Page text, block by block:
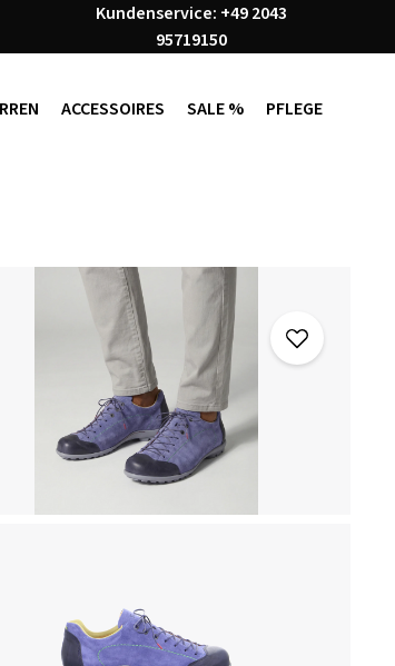
Kundenservice: +49 2043
95719150
ACCESSOIRES SALE % PFLEGE